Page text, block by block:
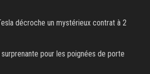
décroche un mystérieux contrat à 2
pour les poignées de porte